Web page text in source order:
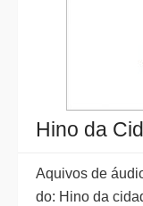
Hino da
Aquivos de
do: Hino da